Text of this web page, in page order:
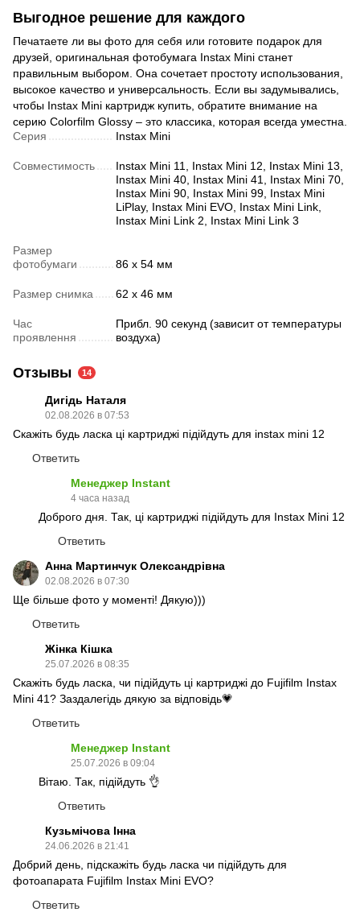
Выгодное решение для каждого
Печатаете ли вы фото для себя или готовите подарок для
друзей, оригинальная фотобумага Instax Mini станет
правильным выбором. Она сочетает простоту использования,
высокое качество и универсальность. Если вы задумывались,
чтобы Instax Mini картридж купить, обратите внимание на
серию Colorfilm Glossy – это классика, которая всегда уместна.
Серия
Instax Mini
Совместимость
Instax Mini 11, Instax Mini 12, Instax Mini 13,
Instax Mini 40, Instax Mini 41, Instax Mini 70,
Instax Mini 90, Instax Mini 99, Instax Mini
LiPlay, Instax Mini EVO, Instax Mini Link,
Instax Mini Link 2, Instax Mini Link 3
Размер
фотобумаги
86 x 54 мм
Размер снимка 62 x 46 мм
Час
проявлення
Прибл. 90 секунд (зависит от температуры
воздуха)
Отзывы 14
Дигідь Наталя
02.08.2026 в 07:53
Скажіть будь ласка ці картриджі підійдуть для instax mini 12
Ответить
Менеджер Instant
4 часа назад
Доброго дня. Так, ці картриджі підійдуть для Instax Mini 12
Ответить
Анна Мартинчук Олександрівна
02.08.2026 в 07:30
Ще більше фото у моменті! Дякую)))
Ответить
Жінка Кішка
25.07.2026 в 08:35
Скажіть будь ласка, чи підійдуть ці картриджі до Fujifilm Instax
Mini 41? Заздалегідь дякую за відповідь💗
Ответить
Менеджер Instant
25.07.2026 в 09:04
Вітаю. Так, підійдуть 👌
Ответить
Кузьмічова Інна
24.06.2026 в 21:41
Добрий день, підскажіть будь ласка чи підійдуть для
фотоапарата Fujifilm Instax Mini EVO?
Ответить